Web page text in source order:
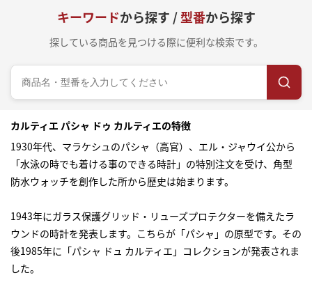
キーワードから探す /型番から探す
探している商品を見つける際に便利な検索です。
カルティエ パシャ ドゥ カルティエの特徴
1930年代、マラケシュのパシャ（高官）、エル・ジャウイ公から
「水泳の時でも着ける事のできる時計」の特別注文を受け、角型
防水ウォッチを創作した所から歴史は始まります。
1943年にガラス保護グリッド・リューズプロテクターを備えたラ
ウンドの時計を発表します。こちらが「パシャ」の原型です。その
後1985年に「パシャ ドュ カルティエ」コレクションが発表されま
した。